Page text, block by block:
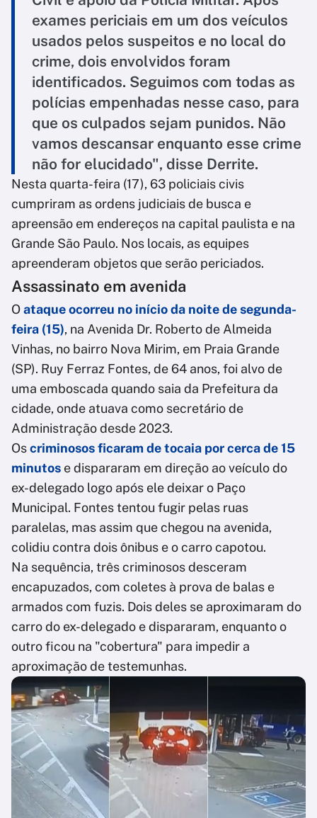
exames periciais em um dos veículos
usados pelos suspeitos e no local do
crime, dois envolvidos foram
identificados. Seguimos com todas as
polícias empenhadas nesse caso, para
que os culpados sejam punidos. Não
vamos descansar enquanto esse crime
não for elucidado", disse Derrite.
Nesta quarta-feira (17), 63 policiais civis
cumpriram as ordens judiciais de busca e
apreensão em endereços na capital paulista e na
Grande São Paulo. Nos locais, as equipes
apreenderam objetos que serão periciados.
Assassinato em avenida
Oataque ocorreu no início da noite de segunda-
feira (15), na Avenida Dr. Roberto de Almeida
Vinhas, no bairro Nova Mirim, em Praia Grande
(SP). Ruy Ferraz Fontes, de 64 anos, foi alvo de
uma emboscada quando saia da Prefeitura da
cidade, onde atuava como secretário de
Administração desde 2023.
Oscriminosos ficaram de tocaia por cerca de 15
minutos e dispararam em direção ao veículo do
ex-delegado logo após ele deixar o Paço
Municipal. Fontes tentou fugir pelas ruas
paralelas, mas assim que chegou na avenida,
colidiu contra dois ônibus e o carro capotou.
Na sequência, três criminosos desceram
encapuzados, com coletes à prova de balas e
armados com fuzis. Dois deles se aproximaram do
carro do ex-delegado e dispararam, enquanto o
outro ficou na "cobertura" para impedir a
aproximação de testemunhas.